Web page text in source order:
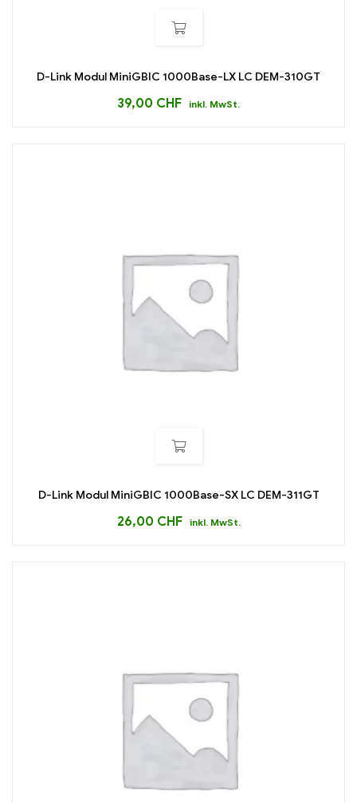
D-Link Modul MiniGBIC 1000Base-LX LC DEM-310GT
39,00 CHF inkl. MwSt.
D-Link Modul MiniGBIC 1000Base-SX LC DEM-311GT
26,00 CHF inkl. MwSt.